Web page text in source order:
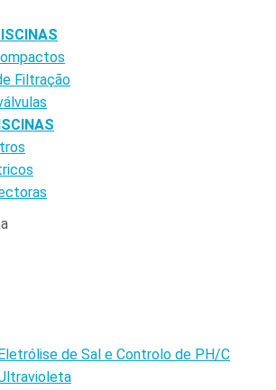
Filtração
de Sal e Controlo de PH/C